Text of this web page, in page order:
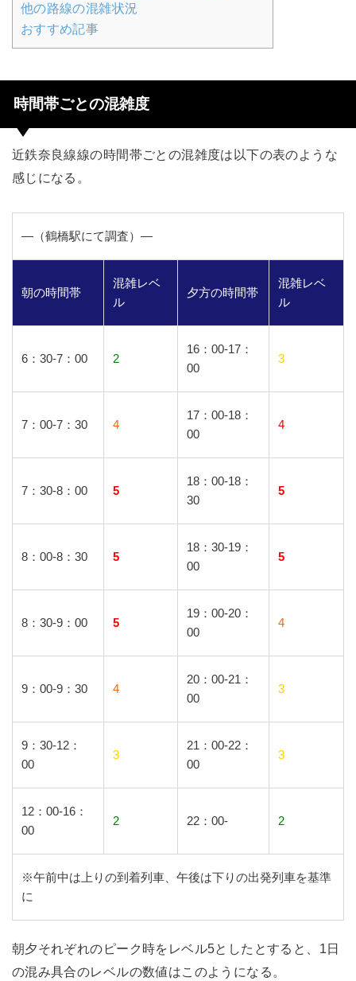
他の路線の混雑状況
おすすめ記事
時間帯ごとの混雑度
近鉄奈良線線の時間帯ごとの混雑度は以下の表のような
感じになる。
―（鶴橋駅にて調査）―
朝の時間帯
混雑レベ
ル
夕方の時間帯
混雑レベ
ル
6：30-7：00 2
16：00-17：
00
3
7：00-7：30 4
17：00-18：
00
4
7：30-8：00 5
18：00-18：
30
5
8：00-8：30 5
18：30-19：
00
5
8：30-9：00 5
19：00-20：
00
4
9：00-9：30 4
20：00-21：
00
3
9：30-12：
00
3
21：00-22：
00
3
12：00-16：
00
2 22：00- 2
※午前中は上りの到着列車、午後は下りの出発列車を基準
に
朝夕それぞれのピーク時をレベル5としたとすると、1日
の混み具合のレベルの数値はこのようになる。